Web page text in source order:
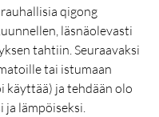
qigong
läsnäolevasti
tahtiin. Seuraavaksi
tai istumaan
käyttää) ja tehdään olo
ja lämpöiseksi.